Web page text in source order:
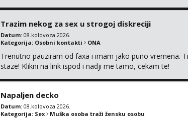
Trazim nekog za sex u strogoj diskreciji
Datum: 08.kolovoza 2026.
Kategorija: Osobni kontakti ONA
Trenutno pauziram od faxa i imam jako puno vremena.
staze! Klikni na link ispod i nadji me tamo, cekam te!
Napaljen decko
Datum: 08.kolovoza 2026.
Kategorija: Sex Muška osoba traži žensku osobu